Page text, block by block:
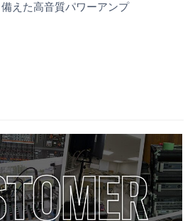
備えた高音質パワーアンプ